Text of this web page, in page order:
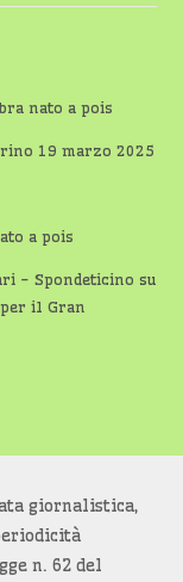
nato a pois
19 marzo 2025
a pois
- Spondeticino su
il Gran
giornalistica,
n. 62 del